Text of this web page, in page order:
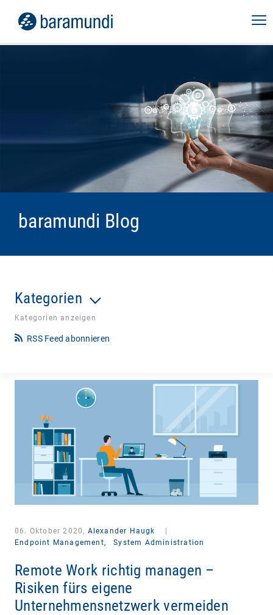
baramundi Blog
Kategorien
Kategorien anzeigen
RSS Feed abonnieren
06. Oktober 2020, Alexander Haugk
Endpoint Management,
System Administration
Remote Work richtig managen –
Risiken fürs eigene
Unternehmensnetzwerk vermeiden